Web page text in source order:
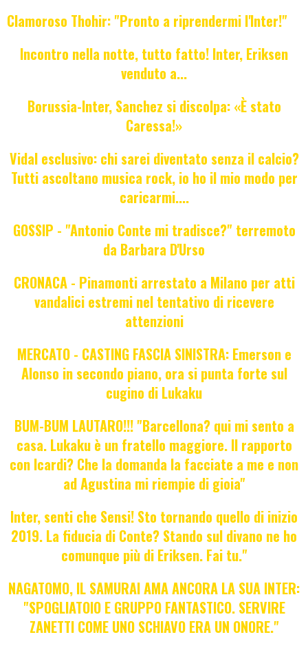
Clamoroso Thohir: "Pronto a riprendermi l'Inter!"
Incontro nella notte, tutto fatto! Inter, Eriksen
venduto a...
Borussia-Inter, Sanchez si discolpa: «È stato
Caressa!»
Vidal esclusivo: chi sarei diventato senza il calcio?
Tutti ascoltano musica rock, io ho il mio modo per
caricarmi....
GOSSIP - "Antonio Conte mi tradisce?" terremoto
da Barbara D'Urso
CRONACA - Pinamonti arrestato a Milano per atti
vandalici estremi nel tentativo di ricevere
attenzioni
MERCATO - CASTING FASCIA SINISTRA: Emerson e
Alonso in secondo piano, ora si punta forte sul
cugino di Lukaku
BUM-BUM LAUTARO!!! "Barcellona? qui mi sento a
casa. Lukaku è un fratello maggiore. Il rapporto
con Icardi? Che la domanda la facciate a me e non
ad Agustina mi riempie di gioia"
Inter, senti che Sensi! Sto tornando quello di inizio
2019. La fiducia di Conte? Stando sul divano ne ho
comunque più di Eriksen. Fai tu."
NAGATOMO, IL SAMURAI AMA ANCORA LA SUA INTER:
"SPOGLIATOIO E GRUPPO FANTASTICO. SERVIRE
ZANETTI COME UNO SCHIAVO ERA UN ONORE."